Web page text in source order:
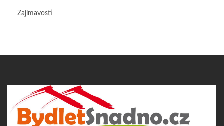
Zajímavosti